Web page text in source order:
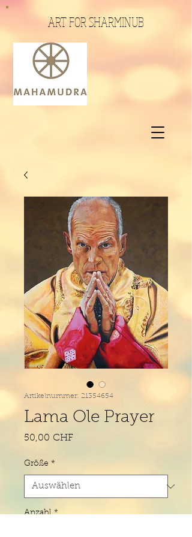
ART FOR SHARMINUB
Artikelnummer: 21354654
Lama Ole Prayer
50,00 CHFPreis
Größe *
Anzahl *